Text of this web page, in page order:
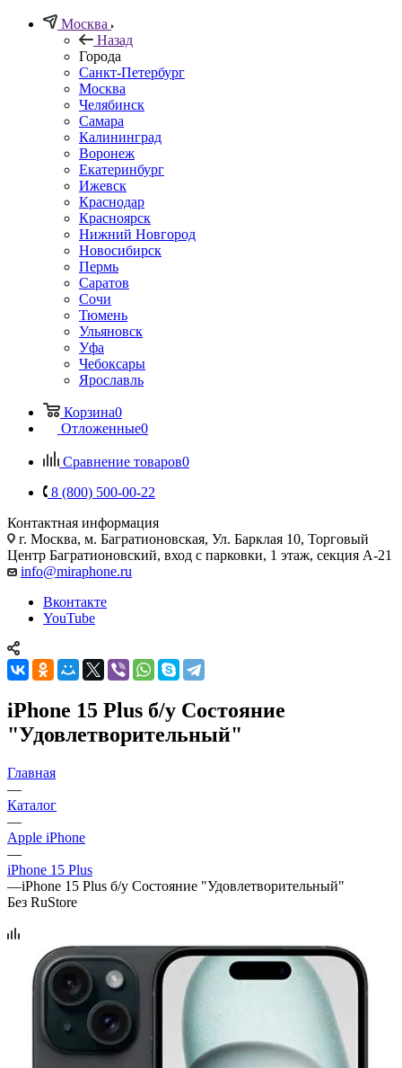
Москва
Назад
Города
Санкт-Петербург
Москва
Челябинск
Самара
Калининград
Воронеж
Екатеринбург
Ижевск
Краснодар
Красноярск
Нижний Новгород
Новосибирск
Пермь
Саратов
Сочи
Тюмень
Ульяновск
Уфа
Чебоксары
Ярославль
Корзина0
Отложенные0
Сравнение товаров0
8 (800) 500-00-22
Контактная информация
г. Москва, м. Багратионовская, Ул. Барклая 10, Торговый
Центр Багратионовский, вход с парковки, 1 этаж, секция А-21
info@miraphone.ru
Вконтакте
YouTube
iPhone 15 Plus б/у Состояние
"Удовлетворительный"
Главная
—
Каталог
—
Apple iPhone
—
iPhone 15 Plus
—iPhone 15 Plus б/у Состояние "Удовлетворительный"
Без RuStore